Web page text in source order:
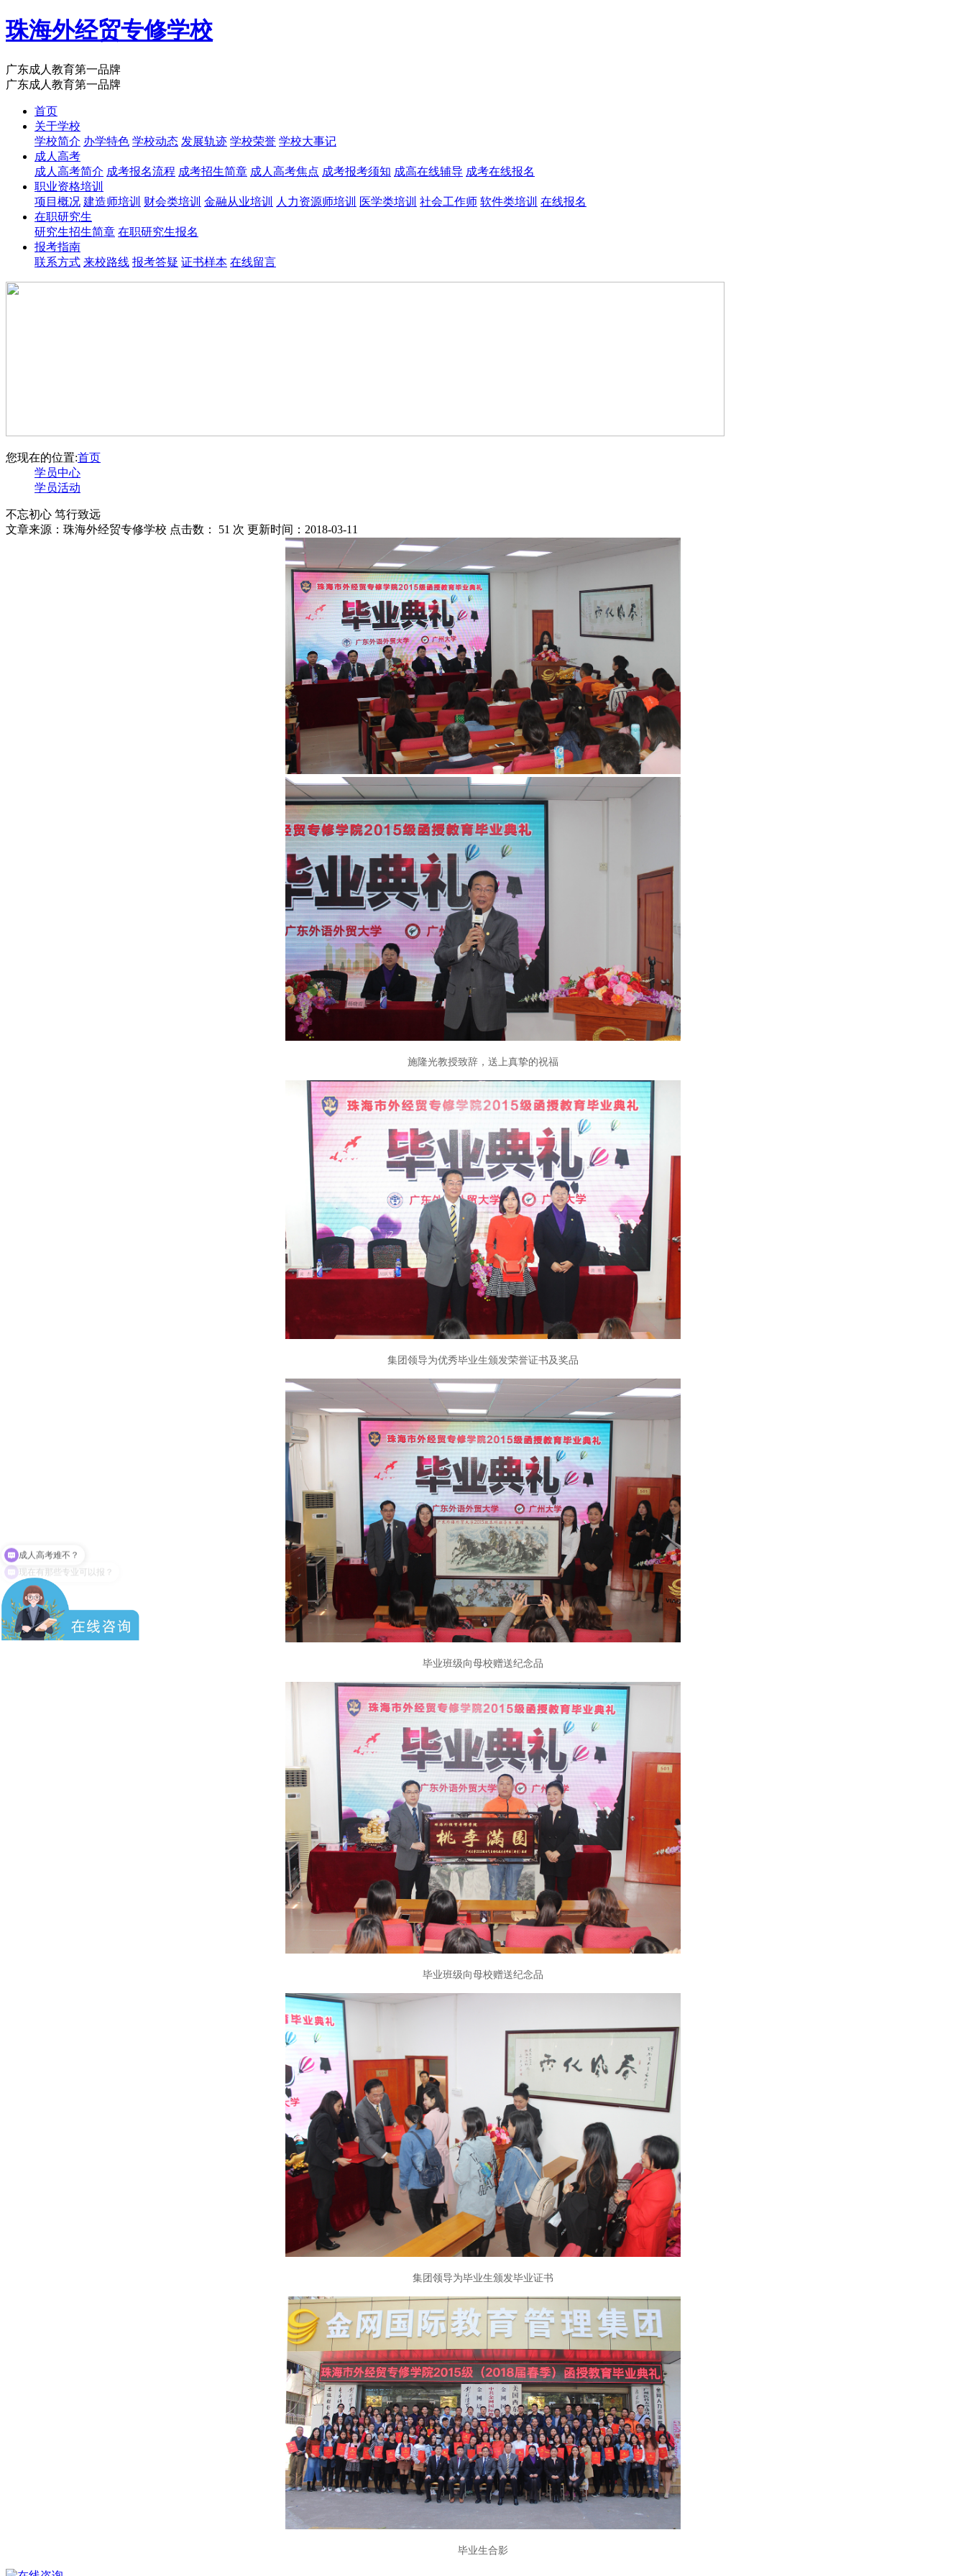
珠海外经贸专修学校
广东成人教育第一品牌
广东成人教育第一品牌
首页
关于学校
学校简介 办学特色 学校动态 发展轨迹 学校荣誉 学校大事记
成人高考
成人高考简介 成考报名流程 成考招生简章 成人高考焦点 成考报考须知 成高在线辅导 成考在线报名
职业资格培训
项目概况 建造师培训 财会类培训 金融从业培训 人力资源师培训 医学类培训 社会工作师 软件类培训 在线报名
在职研究生
研究生招生简章 在职研究生报名
报考指南
联系方式 来校路线 报考答疑 证书样本 在线留言
您现在的位置:首页
学员中心
学员活动
不忘初心 笃行致远
文章来源：珠海外经贸专修学校 点击数： 51 次 更新时间：2018-03-11
施隆光教授致辞，送上真挚的祝福
集团领导为优秀毕业生颁发荣誉证书及奖品
毕业班级向母校赠送纪念品
毕业班级向母校赠送纪念品
集团领导为毕业生颁发毕业证书
毕业生合影
现在有那些专业可以报？